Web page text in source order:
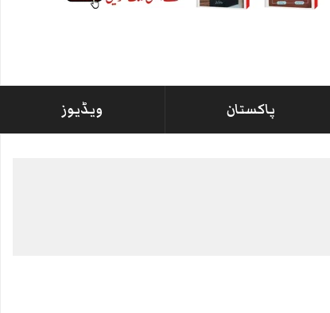
پاکستان ویڈیوز